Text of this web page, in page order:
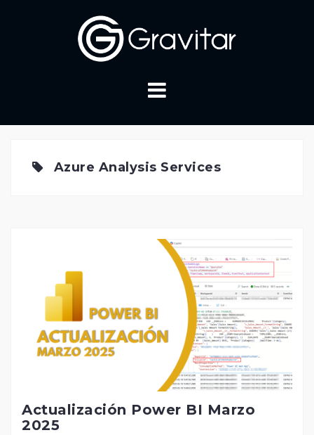
Azure Analysis Services
Actualización Power BI Marzo
2025